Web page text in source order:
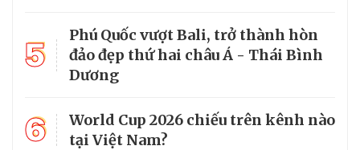
5
Phú Quốc vượt Bali, trở thành hòn
đảo đẹp thứ hai châu Á - Thái Bình
Dương
6
World Cup 2026 chiếu trên kênh nào
tại Việt Nam?